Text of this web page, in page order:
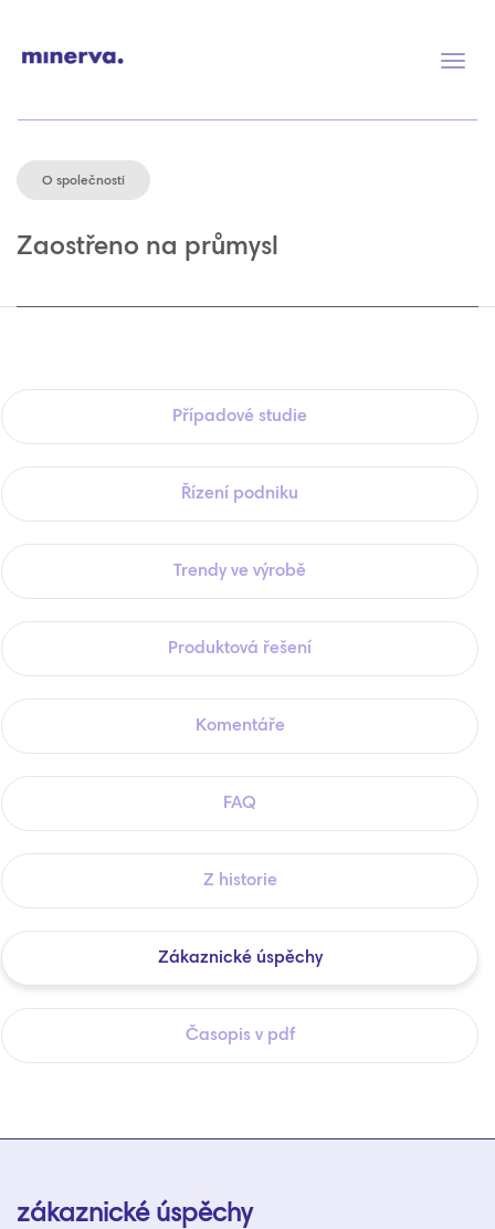
O společnosti
Zaostřeno na průmysl
Případové studie
Řízení podniku
Trendy ve výrobě
Produktová řešení
Komentáře
FAQ
Z historie
Zákaznické úspěchy
Časopis v pdf
zákaznické úspěchy